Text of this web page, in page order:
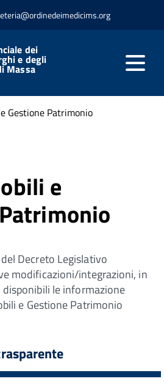
dei
e degli
Massa
Gestione Patrimonio
e
Decreto Legislativo
modificazioni/integrazioni, in
le informazione
e Gestione Patrimonio